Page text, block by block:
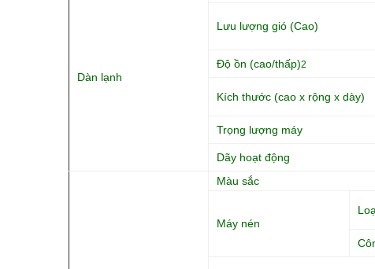
Dàn lạnh
Lưu lượng gió (Cao)
Độ ồn (cao/thấp)2
Kích thước (cao x rộng x dày)
Trọng lượng máy
Dãy hoạt động
Màu sắc
Máy nén